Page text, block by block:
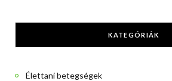
KATEGÓRIÁK
Élettani betegségek